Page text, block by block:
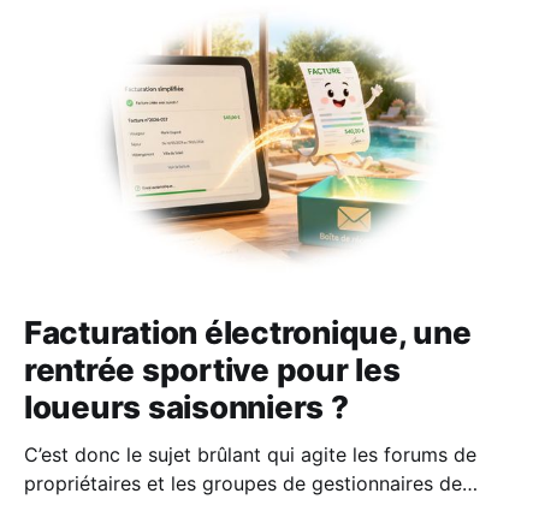
Facturation électronique, une
rentrée sportive pour les
loueurs saisonniers ?
C’est donc le sujet brûlant qui agite les forums de
propriétaires et les groupes de gestionnaires de